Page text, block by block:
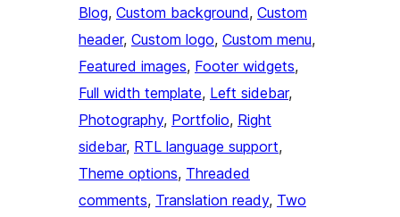
Blog, Custom background, Custom
header, Custom logo, Custom menu
Featured images, Footer widgets
Full width template, Left sidebar
Photography, Portfolio, Right
sidebar, RTL language support
Theme options, Threaded
comments, Translation ready, Two